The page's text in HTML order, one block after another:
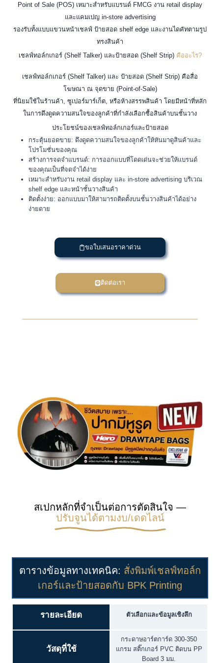
Point of Sale (POS) เหมาะสำหรับแบรนด์ FMCG งาน retail display
และแคมเปญ in-store advertising
รองรับทั้งแบบแขวนหน้าเชลฟ์ ป้ายสอด shelf edge และงานไดคัทตามรูป
ทรงสินค้า
เชลฟ์ทอล์กเกอร์ (Shelf Talker) และป้ายสอด (Shelf Strip) คืออะไร?
เชลฟ์ทอล์กเกอร์ (Shelf Talker) และ ป้ายสอด (Shelf Strip) คือสื่อ
โฆษณา ณ จุดขาย (Point-of-Sale)
ที่นิยมใช้ในร้านค้า, ซูเปอร์มาร์เก็ต, หรือห้างสรรพสินค้า โดยมีหน้าที่หลัก
ในการดึงดูดความสนใจของลูกค้าที่กำลังเลือกซื้อสินค้าบนชั้นวาง
ประโยชน์ของเชลฟ์ทอล์กเกอร์และป้ายสอด
กระตุ้นยอดขาย: ดึงดูดความสนใจของลูกค้าให้หันมาดูสินค้าและ
โปรโมชั่นของคุณ
สร้างการจดจำแบรนด์: การออกแบบที่โดดเด่นจะช่วยให้แบรนด์
ของคุณเป็นที่จดจำได้ง่าย
เหมาะสำหรับงาน retail display และ in-store advertising บริเวณ
shelf edge และหน้าชั้นวางสินค้า
ติดตั้งง่าย: ออกแบบมาให้สามารถติดตั้งบนชั้นวางสินค้าได้อย่าง
ง่ายดาย
ขอใบเสนอราคาด่วน
ติดต่อเรา
สเปกหลักที่จำเป็นต่อการตัดสินใจ —
ปรับจูนได้ตามงบ/เดดไลน์
ตารางข้อมูลทางเทคนิค: สั่งพิมพ์เชลฟ์ทอล์ก
เกอร์และป้ายสอดกับ BPK Printing
รายละเอียด ตัวเลือกและข้อมูลเชิงลึก
วัสดุที่ใช้
กระดาษอาร์ตการ์ด 300-350
แกรม สติ๊กเกอร์ PVC ติดบน PP
Board 3 มม.